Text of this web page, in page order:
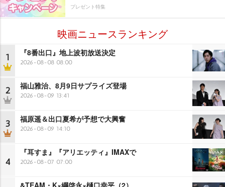
プレゼント特集
映画ニュースランキング
1 『8番出口』地上波初放送決定
2026-08-08 08:00
2 福山雅治、8月9日サプライズ登場
2026-08-09 13:41
3 福原遥＆出口夏希が予想で大興奮
2026-08-09 14:10
4
『耳すま』『アリエッティ』IMAXで
2026-08-07 07:00
&TEAM・K×綱啓永×樋口幸平（2）